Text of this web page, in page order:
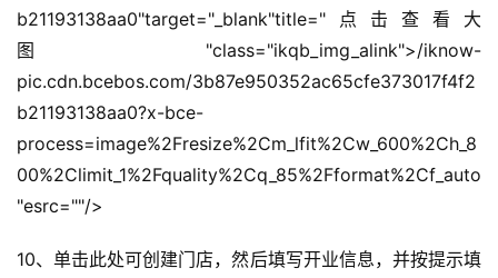
引
流
推
广
私
域
社
b21193138aa0"target="_blank"title="点击查看大
图"class="ikqb_img_alink">/iknow-
pic.cdn.bcebos.com/3b87e950352ac65cfe373017f4f2
b21193138aa0?x-bce-
process=image%2Fresize%2Cm_lfit%2Cw_600%2Ch_8
00%2Climit_1%2Fquality%2Cq_85%2Fformat%2Cf_auto
"esrc=""/>
10、单击此处可创建门店，然后填写开业信息，并按提示填